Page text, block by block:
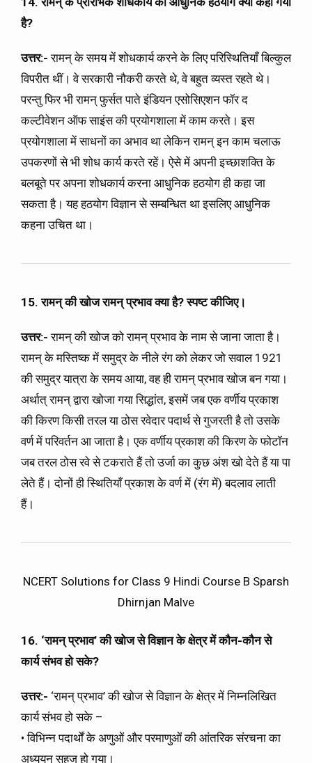
है?
उत्तर:-रामन् के समय में शोधकार्य करने के लिए परिस्थितियाँ बिल्कुल
विपरीत थीं। वे सरकारी नौकरी करते थे, वे बहुत व्यस्त रहते थे।
परन्तु फिर भी रामन् फुर्सत पाते इंडियन एसोसिएशन फॉर द
कल्टीवेशन ऑफ साइंस की प्रयोगशाला में काम करते। इस
प्रयोगशाला में साधनों का अभाव था लेकिन रामन् इन काम चलाऊ
उपकरणों से भी शोध कार्य करते रहें। ऐसे में अपनी इच्छाशक्ति के
बलबूते पर अपना शोधकार्य करना आधुनिक हठयोग ही कहा जा
सकता है। यह हठयोग विज्ञान से सम्बन्धित था इसलिए आधुनिक
कहना उचित था।
15. रामन् की खोज रामन् प्रभाव क्या है? स्पष्ट कीजिए।
उत्तर:-रामन् की खोज को रामन् प्रभाव के नाम से जाना जाता है।
रामन् के मस्तिष्क में समुद्र के नीले रंग को लेकर जो सवाल 1921
की समुद्र यात्रा के समय आया, वह ही रामन् प्रभाव खोज बन गया।
अर्थात् रामन् द्वारा खोजा गया सिद्धांत, इसमें जब एक वर्णीय प्रकाश
की किरण किसी तरल या ठोस रवेदार पदार्थ से गुजरती है तो उसके
वर्ण में परिवर्तन आ जाता है। एक वर्णीय प्रकाश की किरण के फोटॉन
जब तरल ठोस रवे से टकराते हैं तो उर्जा का कुछ अंश खो देते हैं या पा
लेते हैं। दोनों ही स्थितियाँ प्रकाश के वर्ण में (रंग में) बदलाव लाती
हैं।
NCERT Solutions for Class 9 Hindi Course B Sparsh
Dhirnjan Malve
16. ‘रामन् प्रभाव’ की खोज से विज्ञान के क्षेत्र में कौन-कौन से
कार्य संभव हो सके?
उत्तर:- ‘रामन् प्रभाव’ की खोज से विज्ञान के क्षेत्र में निम्नलिखित
कार्य संभव हो सके –
• विभिन्न पदार्थों के अणुओं और परमाणुओं की आंतरिक संरचना का
अध्ययन सहज हो गया।